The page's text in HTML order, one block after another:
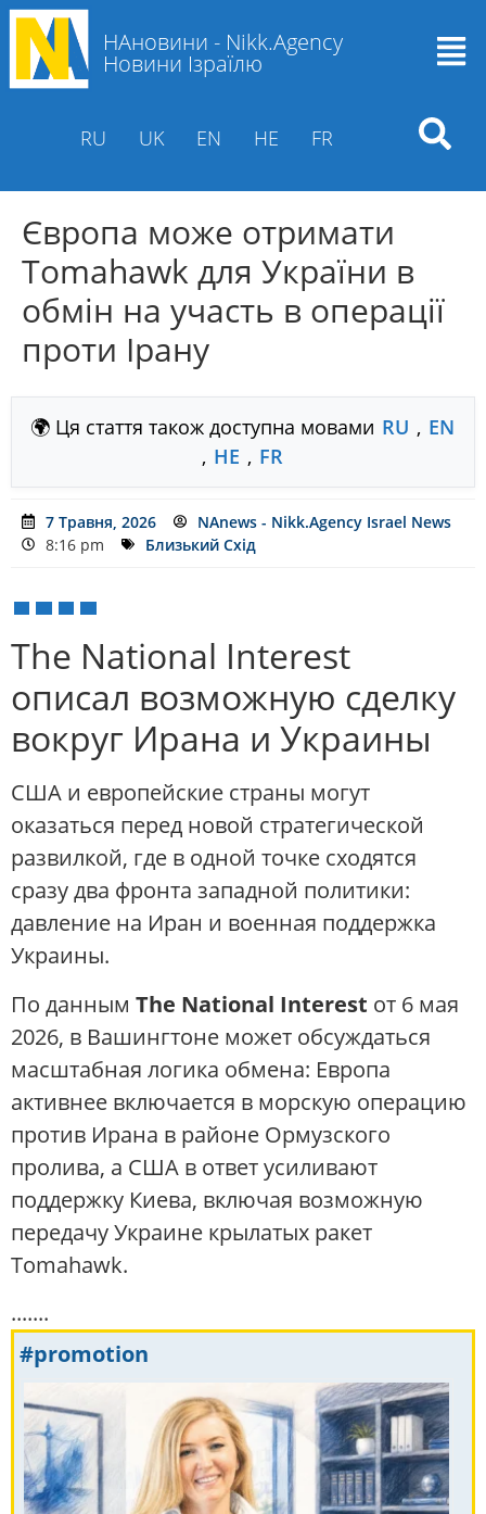
НАновини - Nikk.Agency
Новини Ізраїлю
RU UK EN HE FR
Європа може отримати
Tomahawk для України в
обмін на участь в операції
проти Ірану
🌍 Ця стаття також доступна мовами RU , EN
, HE , FR
7 Травня, 2026
NAnews - Nikk.Agency Israel News
8:16 pm
Близький Схід
The National Interest
описал возможную сделку
вокруг Ирана и Украины
США и европейские страны могут
оказаться перед новой стратегической
развилкой, где в одной точке сходятся
сразу два фронта западной политики:
давление на Иран и военная поддержка
Украины.
По данным The National Interest от 6 мая
2026, в Вашингтоне может обсуждаться
масштабная логика обмена: Европа
активнее включается в морскую операцию
против Ирана в районе Ормузского
пролива, а США в ответ усиливают
поддержку Киева, включая возможную
передачу Украине крылатых ракет
Tomahawk.
.......
#promotion